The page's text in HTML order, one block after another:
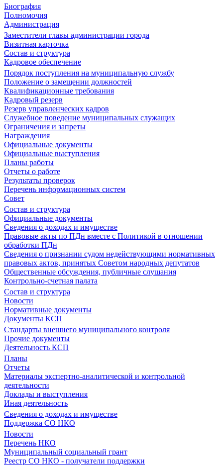
Биография
Полномочия
Администрация
Заместители главы администрации города
Визитная карточка
Состав и структура
Кадровое обеспечение
Порядок поступления на муниципальную службу
Положение о замещении должностей
Квалификационные требования
Кадровый резерв
Резерв управленческих кадров
Служебное поведение муниципальных служащих
Ограничения и запреты
Награждения
Официальные документы
Официальные выступления
Планы работы
Отчеты о работе
Результаты проверок
Перечень информационных систем
Совет
Состав и структура
Официальные документы
Сведения о доходах и имуществе
Правовые акты по ПДн вместе с Политикой в отношении
обработки ПДн
Сведения о признании судом недействующими нормативных
правовых актов, принятых Советом народных депутатов
Общественные обсуждения, публичные слушания
Контрольно-счетная палата
Состав и структура
Новости
Нормативные документы
Документы КСП
Стандарты внешнего муниципального контроля
Прочие документы
Деятельность КСП
Планы
Отчеты
Материалы экспертно-аналитической и контрольной
деятельности
Доклады и выступления
Иная деятельность
Сведения о доходах и имуществе
Поддержка СО НКО
Новости
Перечень НКО
Муниципальный социальный грант
Реестр СО НКО - получатели поддержки